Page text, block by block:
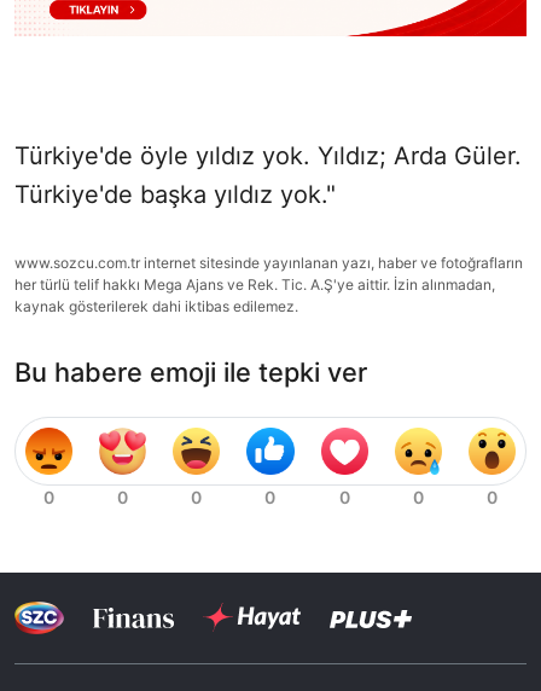
Türkiye'de öyle yıldız yok. Yıldız; Arda Güler.
Türkiye'de başka yıldız yok."
www.sozcu.com.tr internet sitesinde yayınlanan yazı, haber ve fotoğrafların
her türlü telif hakkı Mega Ajans ve Rek. Tic. A.Ş'ye aittir. İzin alınmadan,
kaynak gösterilerek dahi iktibas edilemez.
Bu habere emoji ile tepki ver